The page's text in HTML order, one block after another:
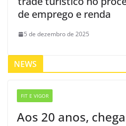
de emprego e renda
5 de dezembro de 2025
NEWS
FIT E VIGOR
Aos 20 anos,